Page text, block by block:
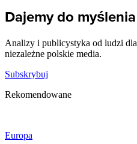
Dajemy do myślenia
Analizy i publicystyka od ludzi
niezależne polskie media.
Subskrybuj
Rekomendowane
Europa